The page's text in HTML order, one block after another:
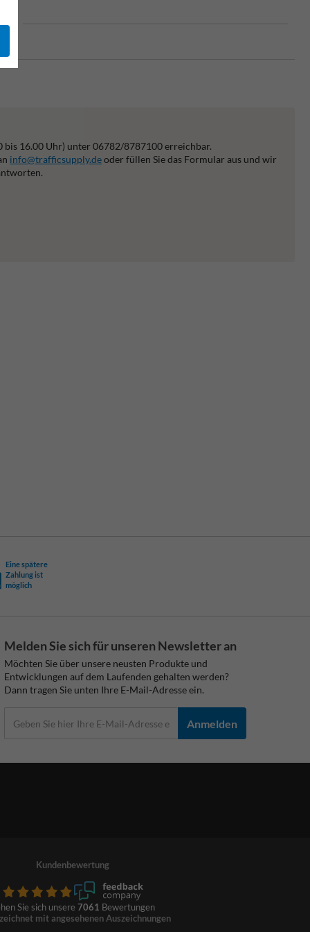
bis 16.00 Uhr) unter 06782/8787100 erreichbar.
info@trafficsupply.deoder füllen Sie das Formular aus und wir
Eine spätere
Zahlung ist
möglich
Melden Sie sich für unseren Newsletter an
Möchten Sie über unsere neusten Produkte und
Entwicklungen auf dem Laufenden gehalten werden?
Dann tragen Sie unten Ihre E-Mail-Adresse ein.
Anmelden
Kundenbewertung
Sie sich unsere 7061 Bewertungen
mit angesehenen Auszeichnungen